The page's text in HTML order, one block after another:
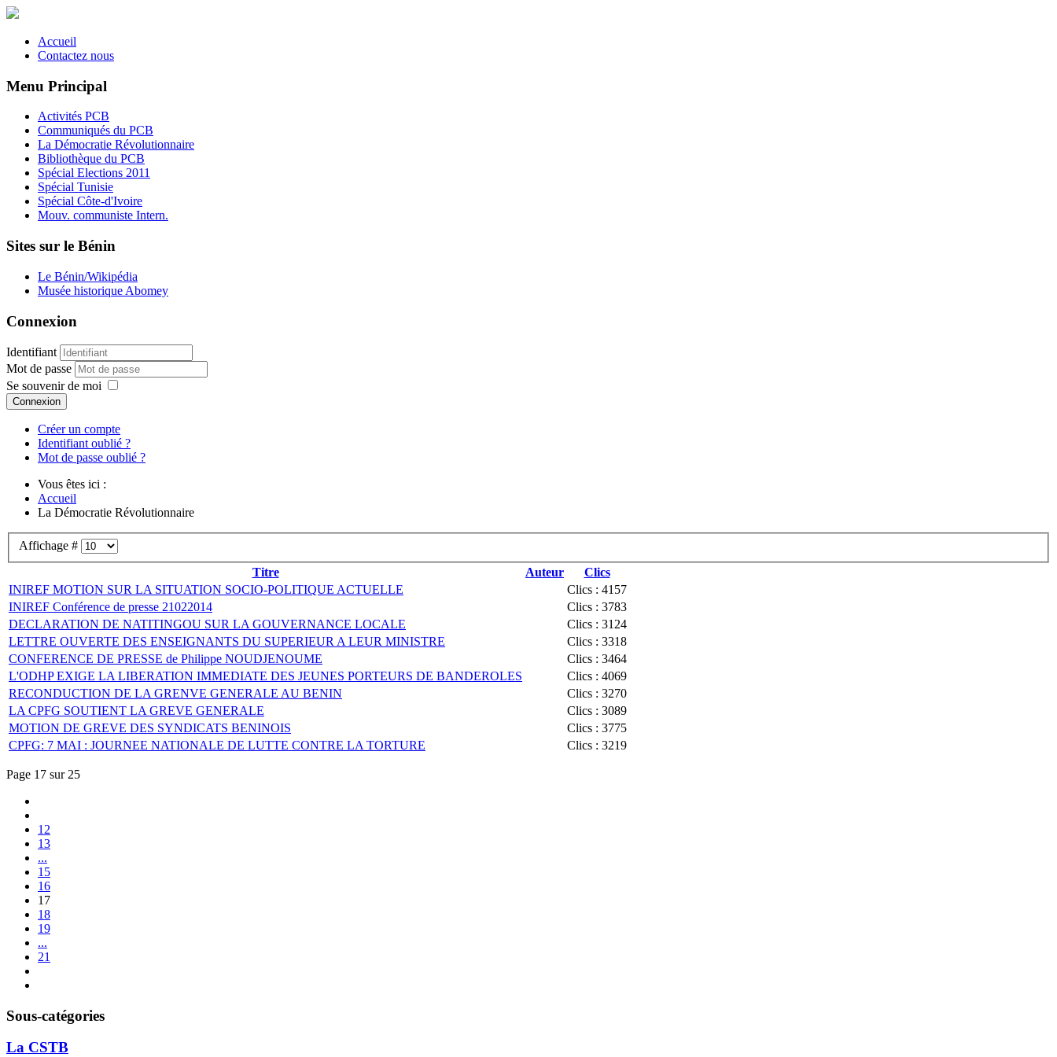
Accueil
Contactez nous
Menu Principal
Activités PCB
Communiqués du PCB
La Démocratie Révolutionnaire
Bibliothèque du PCB
Spécial Elections 2011
Spécial Tunisie
Spécial Côte-d'Ivoire
Mouv. communiste Intern.
Sites sur le Bénin
Le Bénin/Wikipédia
Musée historique Abomey
Connexion
Identifiant
Mot de passe
Se souvenir de moi
Connexion
Créer un compte
Identifiant oublié ?
Mot de passe oublié ?
Vous êtes ici :
Accueil
La Démocratie Révolutionnaire
Affichage #
Titre
Auteur
Clics
INIREF MOTION SUR LA SITUATION SOCIO-POLITIQUE ACTUELLE
Clics : 4157
INIREF Conférence de presse 21022014
Clics : 3783
DECLARATION DE NATITINGOU SUR LA GOUVERNANCE LOCALE
Clics : 3124
LETTRE OUVERTE DES ENSEIGNANTS DU SUPERIEUR A LEUR MINISTRE
Clics : 3318
CONFERENCE DE PRESSE de Philippe NOUDJENOUME
Clics : 3464
L'ODHP EXIGE LA LIBERATION IMMEDIATE DES JEUNES PORTEURS DE BANDEROLES
Clics : 4069
RECONDUCTION DE LA GRENVE GENERALE AU BENIN
Clics : 3270
LA CPFG SOUTIENT LA GREVE GENERALE
Clics : 3089
MOTION DE GREVE DES SYNDICATS BENINOIS
Clics : 3775
CPFG: 7 MAI : JOURNEE NATIONALE DE LUTTE CONTRE LA TORTURE
Clics : 3219
Page 17 sur 25
12
13
...
15
16
17
18
19
...
21
Sous-catégories
La CSTB